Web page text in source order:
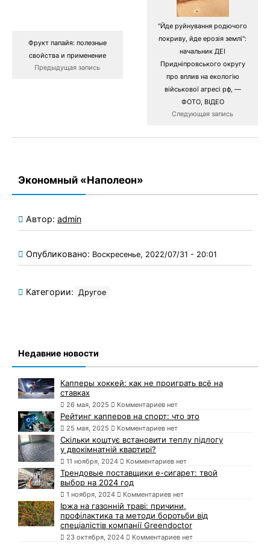
Фрукт папайя: полезные
свойства и применение
Предыдущая запись
"Йде руйнування родючого
покриву, йде ерозія землі":
начальник ДЕІ
Придніпровського округу
про вплив на екологію
військової агресі рф, —
ФОТО, ВІДЕО
Следующая запись
Экономный «Наполеон»
Автор: admin
Опубликовано: Воскресенье, 2022/07/31 - 20:01
Категории: Другое
Недавние новости
Капперы хоккей: как не проиграть всё на
ставках
26 мая, 2025 Комментариев нет
Рейтинг капперов на спорт: что это
25 мая, 2025 Комментариев нет
Скільки коштує встановити теплу підлогу
у двокімнатній квартирі?
11 ноября, 2024 Комментариев нет
Трендовые поставщики e-сигарет: твой
выбор на 2024 год
1 ноября, 2024 Комментариев нет
Іржа на газонній траві: причини,
профілактика та методи боротьби від
спеціалістів компанії Greendoctor
23 октября, 2024 Комментариев нет